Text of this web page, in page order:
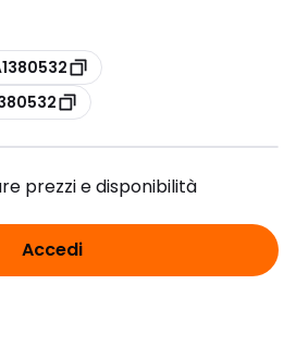
prezzi e disponibilità
Accedi